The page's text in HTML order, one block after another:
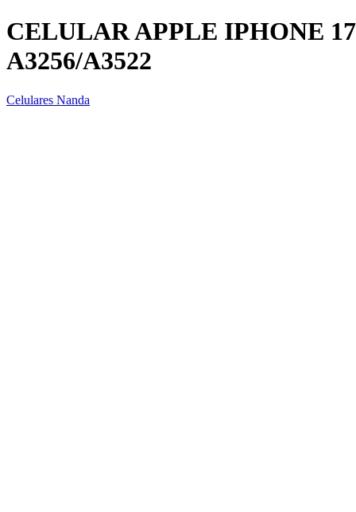
CELULAR APPLE IPHONE
A3256/A3522
Celulares Nanda